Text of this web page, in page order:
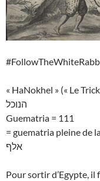
« HaNokhel » (« Le
הנוכל
Guematria = 111
= guematria pleine de
אלף
Pour sortir d’Egypte, il